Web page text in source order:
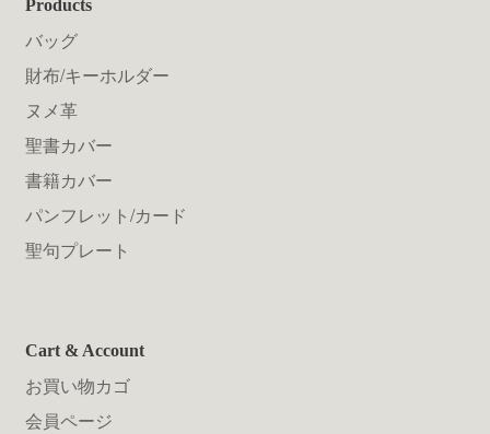
Products
バッグ
財布/キーホルダー
ヌメ革
聖書カバー
書籍カバー
パンフレット/カード
聖句プレート
Cart & Account
お買い物カゴ
会員ページ